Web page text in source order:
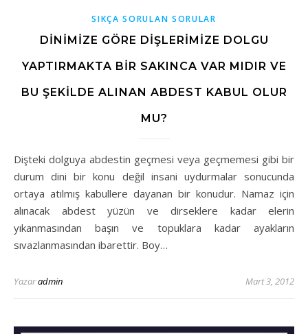
SIKÇA SORULAN SORULAR
DINIMIZE GÖRE DIŞLERIMIZE DOLGU
YAPTIRMAKTA BIR SAKINCA VAR MIDIR VE
BU ŞEKILDE ALINAN ABDEST KABUL OLUR
MU?
Dişteki dolguya abdestin geçmesi veya geçmemesi gibi bir
durum dini bir konu değil insani uydurmalar sonucunda
ortaya atılmış kabullere dayanan bir konudur. Namaz için
alınacak abdest yüzün ve dirseklere kadar elerin
yıkanmasından başın ve topuklara kadar ayakların
sıvazlanmasından ibarettir. Boy…
Yazaradmin Mart 3, 2012